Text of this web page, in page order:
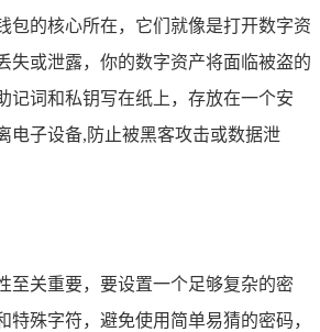
包的核心所在，它们就像是打开数字资
失或泄露，你的数字资产将面临被盗的
记词和私钥写在纸上，存放在一个安
电子设备,防止被黑客攻击或数据泄
至关重要，要设置一个足够复杂的密
特殊字符，避免使用简单易猜的密码，